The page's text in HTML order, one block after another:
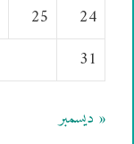
24
25
31
« ديسمبر